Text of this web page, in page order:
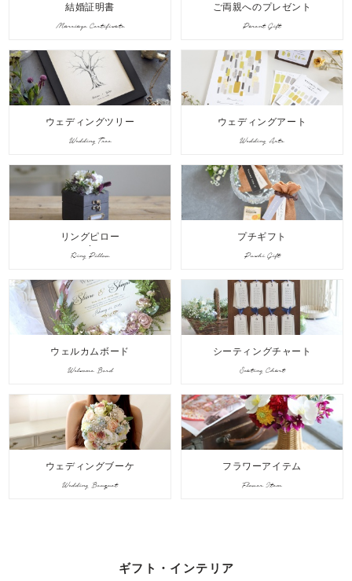
結婚証明書
Marriage Certificate
ご両親へのプレゼント
Parent Gift
ウェディングツリー
Wedding Tree
ウェディングアート
Wedding Arts
リングピロー
Ring Pillow
プチギフト
Puchi Gift
ウェルカムボード
Welcome Bord
シーティングチャート
Seating Chart
ウェディングブーケ
Wedding Bouquet
フラワーアイテム
Flower Item
ギフト・インテリア